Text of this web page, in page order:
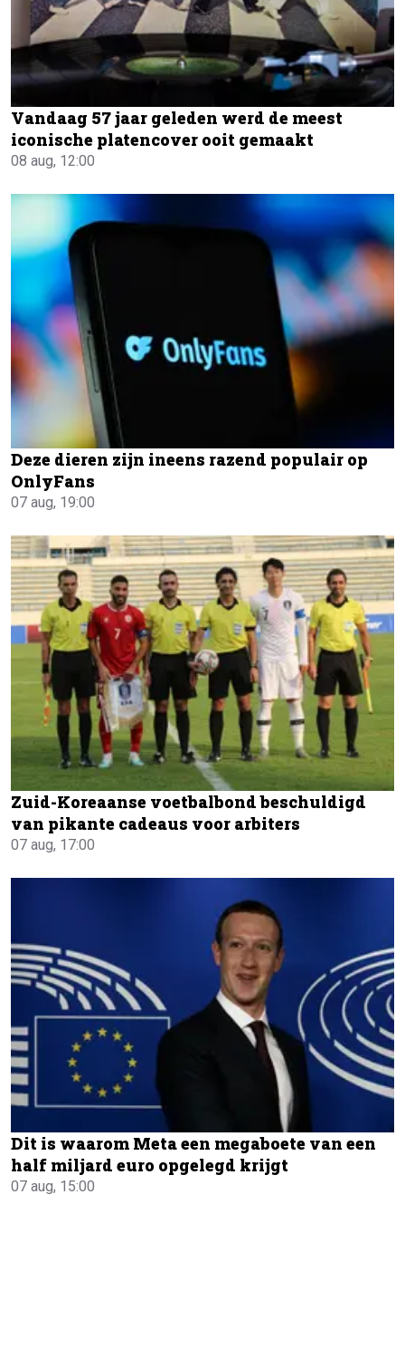
Vandaag 57 jaar geleden werd de meest
iconische platencover ooit gemaakt
08 aug, 12:00
Deze dieren zijn ineens razend populair op
OnlyFans
07 aug, 19:00
Zuid-Koreaanse voetbalbond beschuldigd
van pikante cadeaus voor arbiters
07 aug, 17:00
Dit is waarom Meta een megaboete van een
half miljard euro opgelegd krijgt
07 aug, 15:00